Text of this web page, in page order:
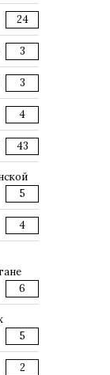
24
3
3
4
43
5
4
6
5
2